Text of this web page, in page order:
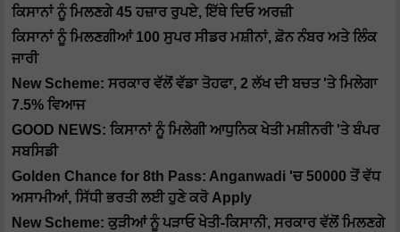
ਕਿਸਾਨਾਂ ਨੂੰ ਮਿਲਣਗੇ 45 ਹਜ਼ਾਰ ਰੁਪਏ, ਇੱਥੇ ਦਿਓ ਅਰਜ਼ੀ
ਕਿਸਾਨਾਂ ਨੂੰ ਮਿਲਣਗੀਆਂ 100 ਸੁਪਰ ਸੀਡਰ ਮਸ਼ੀਨਾਂ, ਫ਼ੋਨ ਨੰਬਰ ਅਤੇ ਲਿੰਕ
ਜਾਰੀ
New Scheme: ਸਰਕਾਰ ਵੱਲੋਂ ਵੱਡਾ ਤੋਹਫਾ, 2 ਲੱਖ ਦੀ ਬਚਤ 'ਤੇ ਮਿਲੇਗਾ
7.5% ਵਿਆਜ
GOOD NEWS: ਕਿਸਾਨਾਂ ਨੂੰ ਮਿਲੇਗੀ ਆਧੁਨਿਕ ਖੇਤੀ ਮਸ਼ੀਨਰੀ 'ਤੇ ਬੰਪਰ
ਸਬਸਿਡੀ
Golden Chance for 8th Pass: Anganwadi 'ਚ 50000 ਤੋਂ ਵੱਧ
ਅਸਾਮੀਆਂ, ਸਿੱਧੀ ਭਰਤੀ ਲਈ ਹੁਣੇ ਕਰੋ Apply
New Scheme: ਕੁੜੀਆਂ ਨੂੰ ਪੜਾਓ ਖੇਤੀ-ਕਿਸਾਨੀ, ਸਰਕਾਰ ਵੱਲੋਂ ਮਿਲਣਗੇ